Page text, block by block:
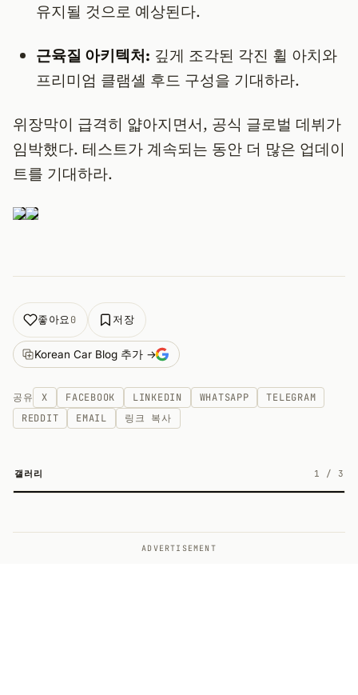
유지될 것으로 예상된다.
근육질 아키텍처: 깊게 조각된 각진 휠 아치와
프리미엄 클램셸 후드 구성을 기대하라.
위장막이 급격히 얇아지면서, 공식 글로벌 데뷔가
임박했다. 테스트가 계속되는 동안 더 많은 업데이
트를 기대하라.
좋아요0 저장
Korean Car Blog 추가 →
공유 X FACEBOOK LINKEDIN WHATSAPP
TELEGRAM
REDDIT
EMAIL 링크 복사
갤러리 1 / 3
ADVERTISEMENT